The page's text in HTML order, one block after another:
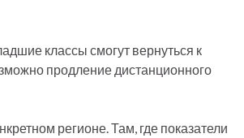
классы смогут вернуться к
продление дистанционного
регионе. Там, где показатели